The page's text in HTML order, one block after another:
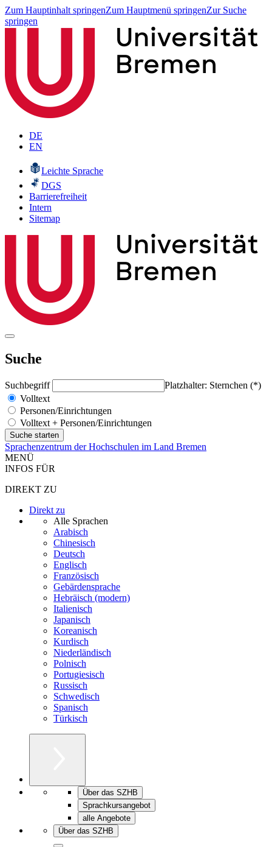
Zum Hauptinhalt springenZum Hauptmenü springenZur Suche
springen
DE
EN
Leichte Sprache
DGS
Barrierefreiheit
Intern
Sitemap
Suche
Suchbegriff
Platzhalter: Sternchen (*)
Volltext
Personen/Einrichtungen
Volltext + Personen/Einrichtungen
Sprachenzentrum der Hochschulen im Land Bremen
MENÜ
INFOS FÜR
DIREKT ZU
Direkt zu
Alle Sprachen
Arabisch
Chinesisch
Deutsch
Englisch
Französisch
Gebärdensprache
Hebräisch (modern)
Italienisch
Japanisch
Koreanisch
Kurdisch
Niederländisch
Polnisch
Portugiesisch
Russisch
Schwedisch
Spanisch
Türkisch
Über das SZHB
Sprachkursangebot
alle Angebote
Über das SZHB